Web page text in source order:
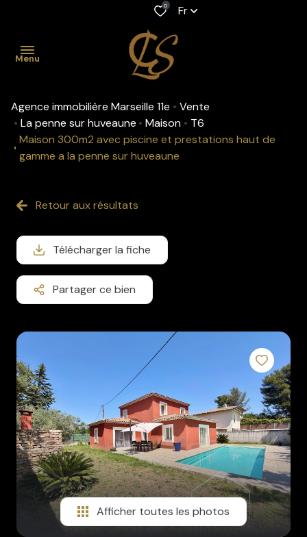
0 Fr
Menu
accueil
acheter
Maison
Fonds de
commerce
Location
Maison
Appartement
gestion
biens
vendus
estimation
contact
Agence immobilière Marseille 11e
Vente
La penne sur huveaune
Maison
T6
Maison 300m2 avec piscine et prestations haut de
gamme a la penne sur huveaune
Retour aux résultats
Télécharger la fiche
Partager ce bien
Afficher toutes les photos